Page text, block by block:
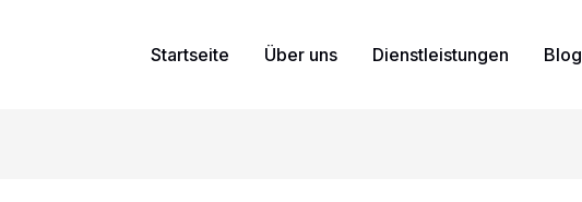
Startseite Über uns Dienstleistungen Blog